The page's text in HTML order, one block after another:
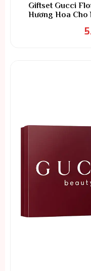
Giftset Gucci
Hương Hoa Cho